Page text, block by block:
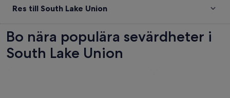
Res till South Lake Union
Bo nära populära sevärdheter i
South Lake Union